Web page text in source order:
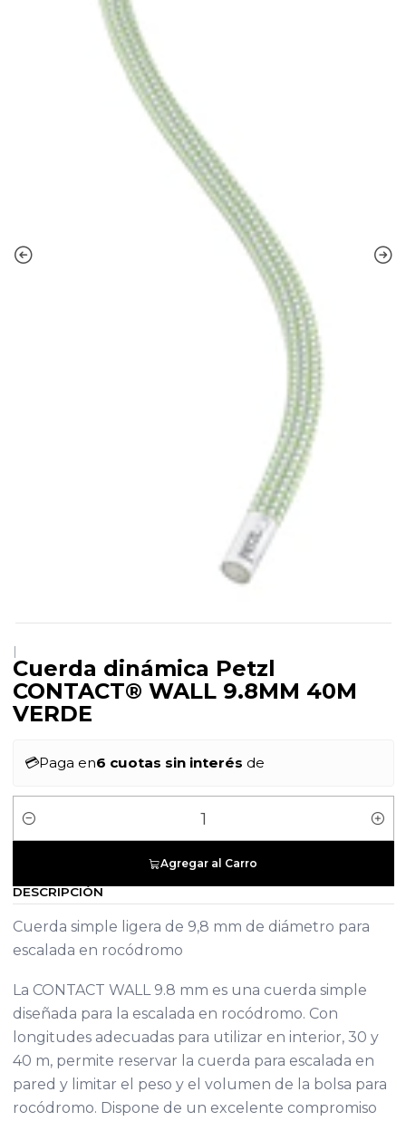
|
Cuerda dinámica Petzl
CONTACT® WALL 9.8MM 40M
VERDE
💳Paga en6 cuotas sin interés de
Cantidad
Agregar al Carro
DESCRIPCIÓN
Cuerda simple ligera de 9,8 mm de diámetro para
escalada en rocódromo
La CONTACT WALL 9.8 mm es una cuerda simple
diseñada para la escalada en rocódromo. Con
longitudes adecuadas para utilizar en interior, 30 y
40 m, permite reservar la cuerda para escalada en
pared y limitar el peso y el volumen de la bolsa para
rocódromo. Dispone de un excelente compromiso